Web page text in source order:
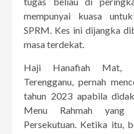
mempunyai kuasa
SPRM. Kes ini dijangka
masa terdekat.
Haji Hanafiah Mat,
Terengganu, pernah
tahun 2023 apabila
Menu Rahmah yang
Persekutuan. Ketika itu,